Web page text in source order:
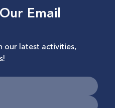
Email
our latest activities,